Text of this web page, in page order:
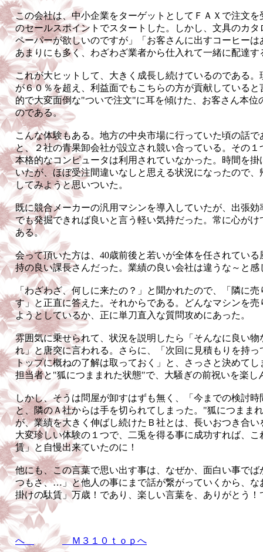
この会社は、中小企業をターゲットとしてＦＡＸで注文
のセールスポイントでスタートした。しかし、文具のカ
ペーパーが欲しいのですが」「お客さんに出すコーヒー
あまりにも多く、わざわざ業者から仕入れて一緒に配達す
これが大ヒットして、大きく成長し続けているのである
が６０％を超え、利益面でもこちらの方が貢献している
的で大変面倒な"ついで注文"に耳を傾けた、お客さん本位
のである。
こんな体験もある。地方の中央市場に行っていた頃の話
と、２社の青果卸会社が設立され競い合っている。その
本格的なコンピュータは利用されていなかった。時間を
いたが、ほぼ受注間違いなしと思える状況になったので
してみようと思いついた。
既に競合メーカーの汎用マシンを導入していたが、出張
でも発掘できれば良いと言う軽い気持だった。常に心が
ある。
会って頂いた方は、40歳前後と若いが全体を任されてい
持の良い課長さんだった。業績の良い会社は違うな～と感
「わざわざ、何しに来たの？」と聞かれたので、「隣に
す」と正直に答えた。それからである。どんなマシンを
ようとしているか、正に単刀直入な質問攻めにあった。
雰囲気に乗せられて、状況を説明したら「そんなに良い
れ」と唐突に言われる。さらに、「次回に見積もりを持
トップに概ねの了解は取っておく」と、さっさと決めて
担当者と"狐につままれた状態"で、大騒ぎの前祝いを楽し
しかし、そうは問屋が卸すはずも無く、「今までの検討
と、隣のＡ社からは手を切られてしまった。"狐につまま
が、業績を大きく伸ばし続けたＢ社とは、長いおつき合
大変珍しい体験の１つで、二兎を得る事に成功すれば、
賃」と自慢出来ていたのに！
他にも、この言葉で思い出す事は、なぜか、面白い事で
つもさ、…」と他人の事にまで話が繋がっていくから、な
掛けの駄賃」万歳！であり、楽しい言葉を、ありがとう！
へ Ｍ３１０ｔｏｐへ